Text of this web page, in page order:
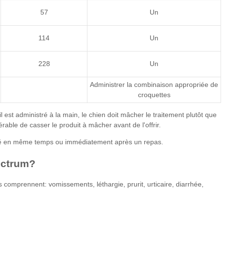
57 Un
114 Un
228 Un
Administrer la combinaison appropriée de
croquettes
administré à la main, le chien doit mâcher le traitement plutôt que
de casser le produit à mâcher avant de l'offrir.
même temps ou immédiatement après un repas.
vomissements, léthargie, prurit, urticaire, diarrhée,